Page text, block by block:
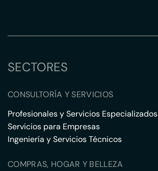
SECTORES
CONSULTORÍA Y SERVICIOS
Profesionales y Servicios Especializados
Servicios para Empresas
Ingeniería y Servicios Técnicos
COMPRAS, HOGAR Y BELLEZA